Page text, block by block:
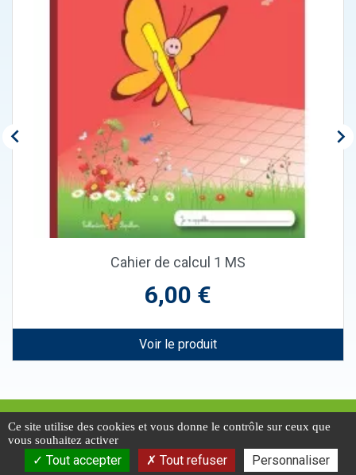

Cahier de calcul 1 MS
Prix
6,00 €
Voir le produit

Conditions d'utilisation
Présentation de la collection papillon
Nous contacter
Ce site utilise des cookies et vous donne le contrôle sur ceux que
vous souhaitez activer
Tout accepter Tout refuser Personnaliser